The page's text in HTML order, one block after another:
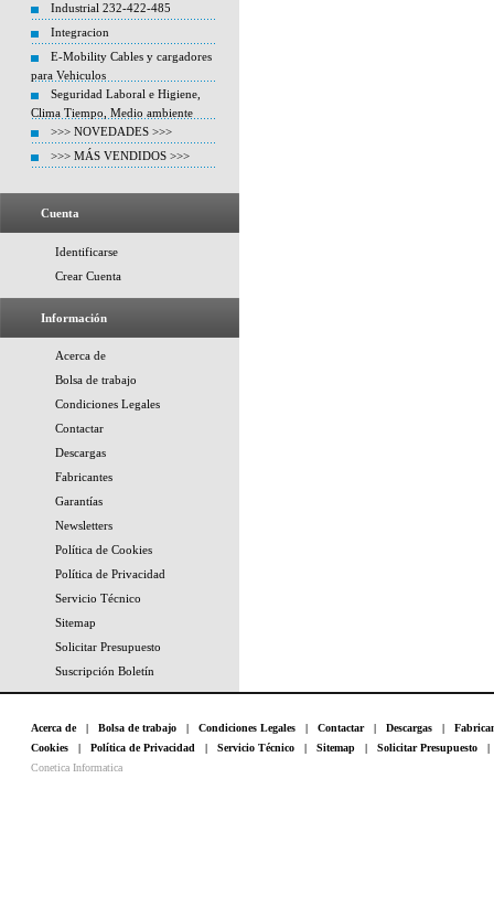
Industrial 232-422-485
Integracion
E-Mobility Cables y cargadores
para Vehiculos
Seguridad Laboral e Higiene,
Clima Tiempo, Medio ambiente
>>> NOVEDADES >>>
>>> MÁS VENDIDOS >>>
Cuenta
Identificarse
Crear Cuenta
Información
Acerca de
Bolsa de trabajo
Condiciones Legales
Contactar
Descargas
Fabricantes
Garantías
Newsletters
Política de Cookies
Política de Privacidad
Servicio Técnico
Sitemap
Solicitar Presupuesto
Suscripción Boletín
Acerca de| Bolsa de trabajo | Condiciones Legales | Contactar| Descargas |
Cookies | Política de Privacidad | Servicio Técnico | Sitemap | Solicitar Presupuesto
Conetica Informatica